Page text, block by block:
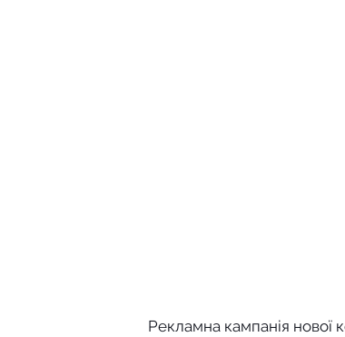
Рекламна кампанія нової